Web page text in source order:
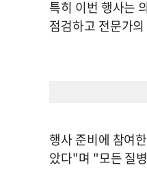
특히 이번 행사는
점검하고 전문가
행사 준비에 참여
았다"며 "모든 질